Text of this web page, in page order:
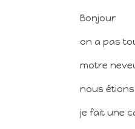
Bonjour
on a pas
motre
nous
je fait une